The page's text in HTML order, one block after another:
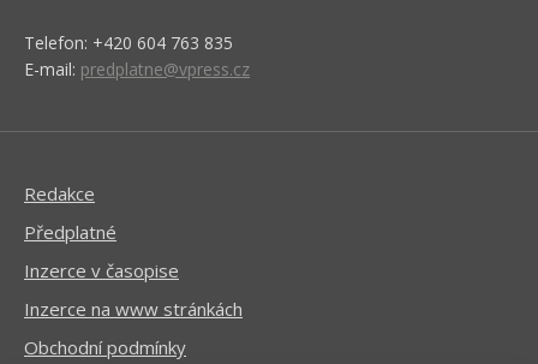
Telefon: +420 604 763 835
E-mail: predplatne@vpress.cz
Redakce
Předplatné
Inzerce v časopise
Inzerce na www stránkách
Obchodní podmínky